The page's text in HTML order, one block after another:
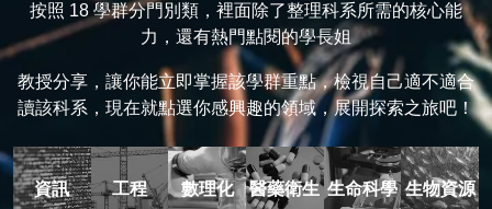
按照 18 學群分門別類，裡面除了整理科系所需的核心能
力，還有熱門點閱的學長姐
教授分享，讓你能立即掌握該學群重點，檢視自己適不適合
讀該科系，現在就點選你感興趣的領域，展開探索之旅吧！
資訊 工程 數理化 醫藥衛生 生命科學 生物資源